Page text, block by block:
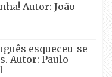
Autor: João
esqueceu-se
Autor: Paulo